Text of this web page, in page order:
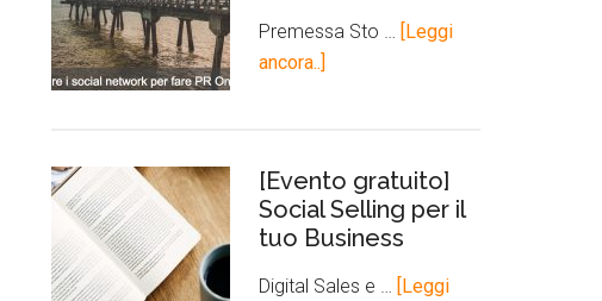
Premessa Sto …
[Leggi
ancora..]
[Evento gratuito]
Social Selling per il
tuo Business
Digital Sales e …
[Leggi